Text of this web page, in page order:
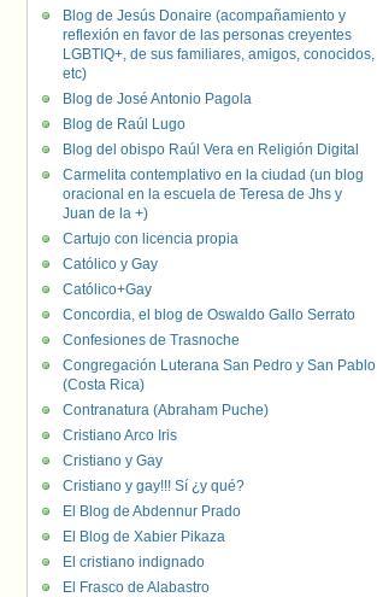
Blog de Jesús Donaire (acompañamiento y
reflexión en favor de las personas creyentes
LGBTIQ+, de sus familiares, amigos, conocidos,
etc)
Blog de José Antonio Pagola
Blog de Raúl Lugo
Blog del obispo Raúl Vera en Religión Digital
Carmelita contemplativo en la ciudad (un blog
oracional en la escuela de Teresa de Jhs y
Juan de la +)
Cartujo con licencia propia
Católico y Gay
Católico+Gay
Concordia, el blog de Oswaldo Gallo Serrato
Confesiones de Trasnoche
Congregación Luterana San Pedro y San Pablo
(Costa Rica)
Contranatura (Abraham Puche)
Cristiano Arco Iris
Cristiano y Gay
Cristiano y gay!!! Sí ¿y qué?
El Blog de Abdennur Prado
El Blog de Xabier Pikaza
El cristiano indignado
El Frasco de Alabastro